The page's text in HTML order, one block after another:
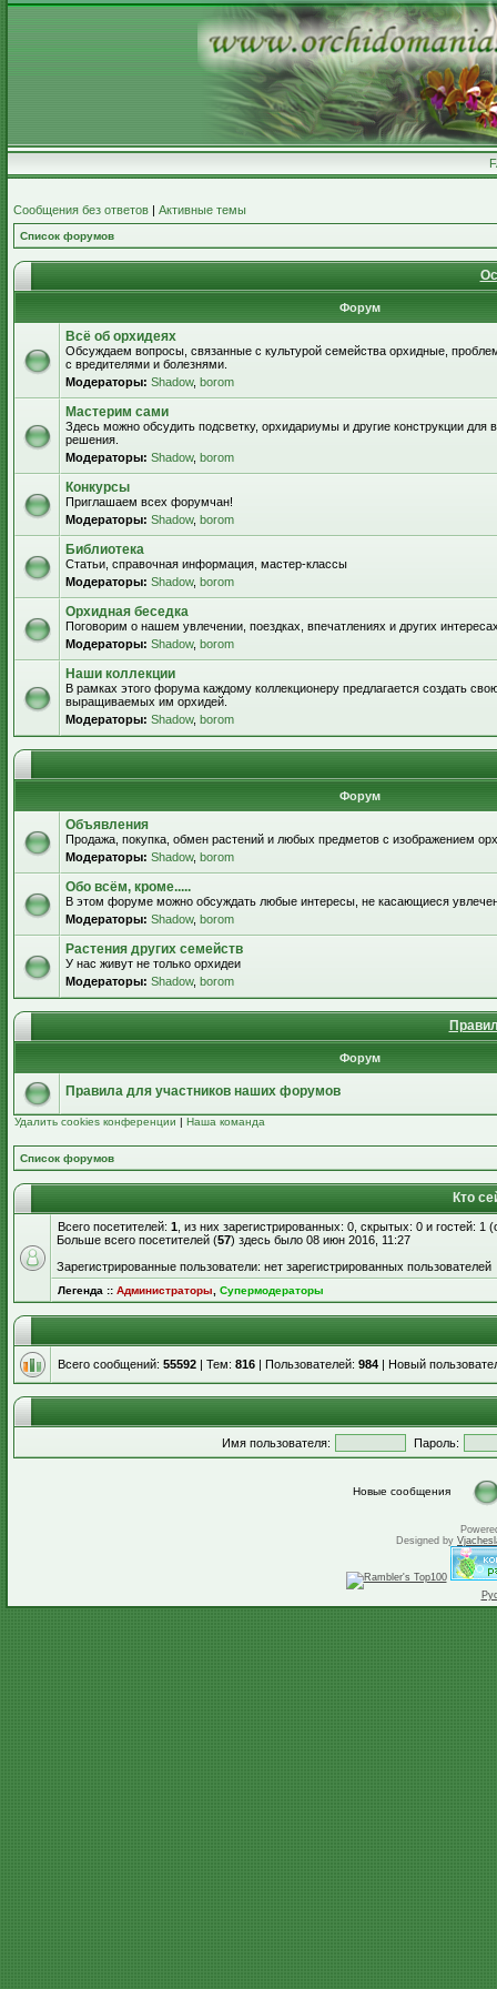
Сообщения без ответов | Активные темы
Список форумов
Форум
Всё об орхидеях
Обсуждаем вопросы, связанные с культурой семейства орхидные,
с вредителями и болезнями.
Модераторы: Shadow, borom
Мастерим сами
Здесь можно обсудить подсветку, орхидариумы и другие конструкции
решения.
Модераторы: Shadow, borom
Конкурсы
Приглашаем всех форумчан!
Модераторы: Shadow, borom
Библиотека
Статьи, справочная информация, мастер-классы
Модераторы: Shadow, borom
Орхидная беседка
Поговорим о нашем увлечении, поездках, впечатлениях и других
Модераторы: Shadow, borom
Наши коллекции
В рамках этого форума каждому коллекционеру предлагается создать
выращиваемых им орхидей.
Модераторы: Shadow, borom
Форум
Объявления
Продажа, покупка, обмен растений и любых предметов с изображением
Модераторы: Shadow, borom
Обо всём, кроме.....
В этом форуме можно обсуждать любые интересы, не касающиеся
Модераторы: Shadow, borom
Растения других семейств
У нас живут не только орхидеи
Модераторы: Shadow, borom
Форум
Правила для участников наших форумов
Удалить cookies конференции | Наша команда
Список форумов
Кто
Всего посетителей: 1 , из них зарегистрированных: 0, скрытых: 0 и гостей:
Больше всего посетителей (57) здесь было 08 июн 2016, 11:27
Зарегистрированные пользователи: нет зарегистрированных пользователей
Легенда :: Администраторы Супермодераторы
Всего сообщений: 55592 | Тем: 816 | Пользователей: 984 | Новый
Имя пользователя: Пароль:
Новые сообщения
Designed by